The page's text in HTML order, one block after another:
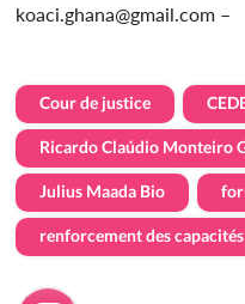
koaci.ghana@gmail.com –
Cour de justice
Ricardo Claúdio Monteiro
Julius Maada Bio
renforcement des capacités